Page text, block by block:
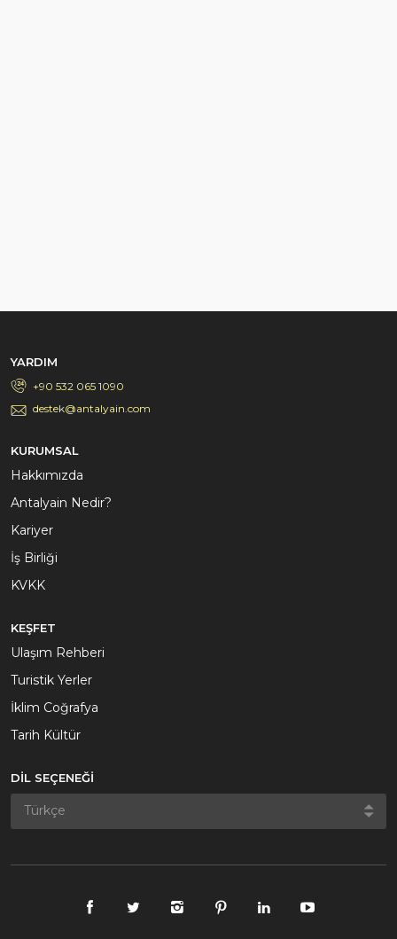
YARDIM
+90 532 065 1090
destek@antalyain.com
KURUMSAL
Hakkımızda
Antalyain Nedir?
Kariyer
İş Birliği
KVKK
KEŞFET
Ulaşım Rehberi
Turistik Yerler
İklim Coğrafya
Tarih Kültür
DİL SEÇENEĞİ